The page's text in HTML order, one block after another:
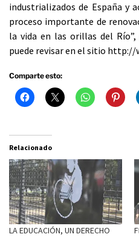
industrializados de España y
proceso importante de
la vida en las orillas del
puede revisar en el sitio
Comparte esto:
Relacionado
LA EDUCACIÓN, UN DERECHO